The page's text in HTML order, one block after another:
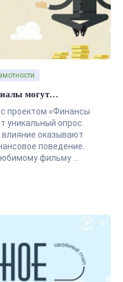
могут…
проектом «Финансы
уникальный опрос.
оказывают
поведение.
фильму …